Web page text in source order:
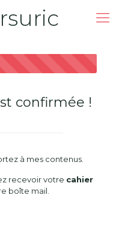
confirmée !
à mes contenus.
recevoir votre cahier
boîte mail.